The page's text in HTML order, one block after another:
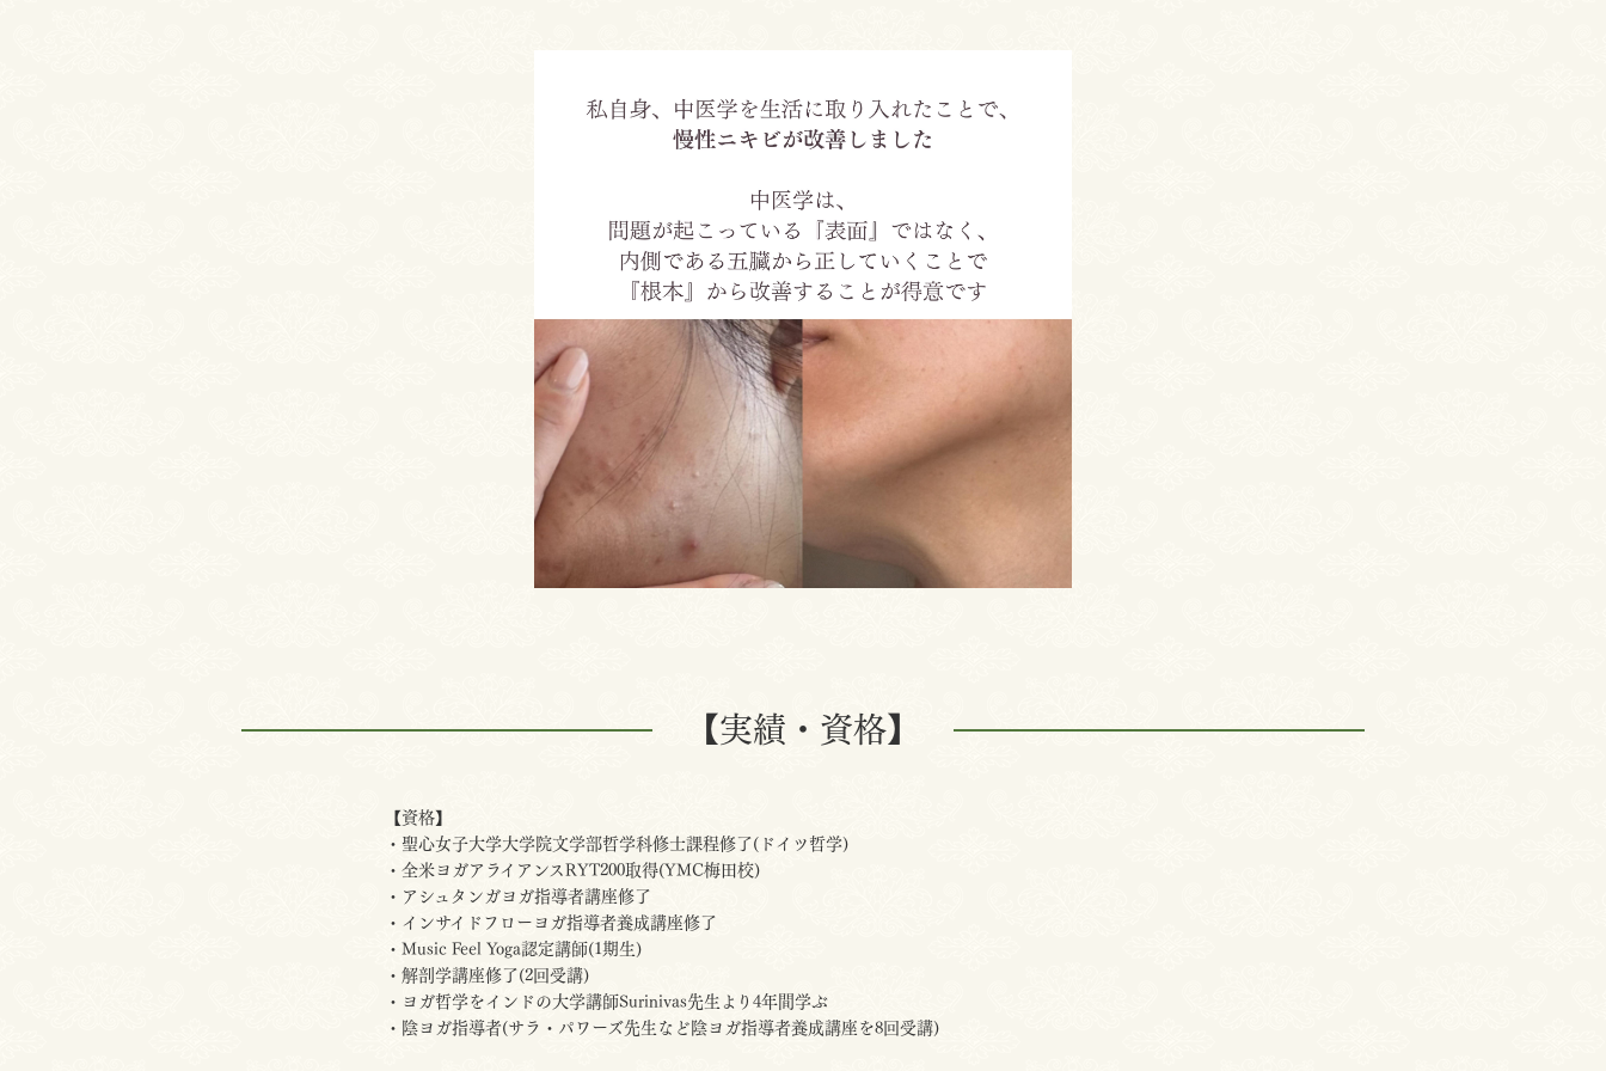
【実績・資格】
【資格】
・聖心女子大学大学院文学部哲学科修士課程修了(ドイツ哲学)
・全米ヨガアライアンスRYT200取得(YMC梅田校)
・アシュタンガヨガ指導者講座修了
・インサイドフローヨガ指導者養成講座修了
・Music Feel Yoga認定講師(1期生)
・解剖学講座修了(2回受講)
・ヨガ哲学をインドの大学講師Surinivas先生より4年間学ぶ
・陰ヨガ指導者(サラ・パワーズ先生など陰ヨガ指導者養成講座を8回受講)